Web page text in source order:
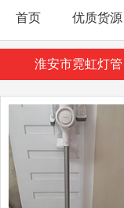
首页 优质货源
淮安市霓虹灯管